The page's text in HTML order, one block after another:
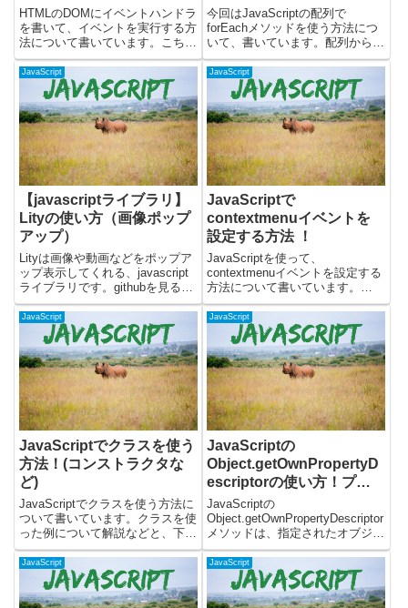
HTMLのDOMにイベントハンドラ
を書いて、イベントを実行する方
法について書いています。こちら
の記事で書いているのは、DOM
に対してインラインでイベントハ
ンドラを定義して、JavaScriptで
処理させる方法です。MDNによ
ると、このやり方...
返し処理)
今回はJavaScriptの配列で
forEachメソッドを使う方法につ
いて、書いています。配列から
forEachメソッドを呼び出すこと
で、ひとつずつ要素を取り出して
繰り返し処理を行うことができま
す。使い方を解説した後に、
forEachを使用...
JavaScript
【javascriptライブラリ】
Lityの使い方（画像ポップ
アップ）
Lityは画像や動画などをポップア
ップ表示してくれる、javascript
ライブラリです。githubを見ると
ファイルが3kbと軽いところを推
しているようです。本記事では、
Lityの使い方と実際に使った場合
のデモページを用意しています。
li...
JavaScript
JavaScriptで
contextmenuイベントを
設定する方法 ！
JavaScriptを使って、
contextmenuイベントを設定する
方法について書いています。
contextmenuイベントを使うこと
で、右クリック時に何らかの処理
をすることができます。実際に動
くサンプルを使いつつ、以下につ
いて書いていま...
JavaScript
JavaScriptでクラスを使う
方法！(コンストラクタな
ど)
JavaScriptでクラスを使う方法に
ついて書いています。クラスを使
った例について解説などと、下記
の内容について記載しました。・
コンストラクタ・パブリック・プ
ライベートプロパティ・静的プロ
パティ・ 静的メソッド
JavaScript
JavaScriptの
Object.getOwnPropertyD
escriptorの使い方！プロ
パティの属性を調べる
JavaScriptの
Object.getOwnPropertyDescriptor
メソッドは、指定されたオブジェ
クトの特定の自身のプロパティ
（継承されたプロパティではな
い）のプロパティディスクリプタ
を取得するために使用されます。
JavaScript JavaScript